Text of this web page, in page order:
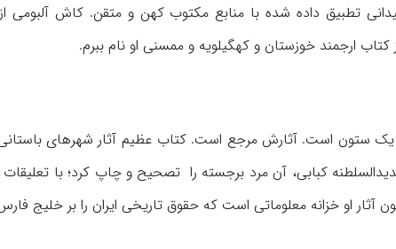
تطبیق داده شده با منابع مکتوب کهن و متقن. کاش آلبومی
کتاب ارجمند خوزستان و کهگیلویه و ممسنی او نام ببرم.
یک ستون است. آثارش مرجع است. کتاب عظیم آثار شهرهای
کبابی، آن مرد برجسته را تصحیح و چاپ کرد؛ با
آثار او خزانه معلوماتی است که حقوق تاریخی ایران را بر